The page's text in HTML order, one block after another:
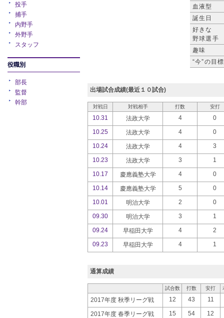
投手
捕手
内野手
外野手
スタッフ
役職別
部長
監督
幹部
血液型
誕生日
好きな
野球選手
趣味
“今”の目標
出場試合成績(最近１０試合)
対戦日 対戦相手 打数 安打
10.31 法政大学 4
0
10.25
法政大学 4
0
10.24
法政大学 4
3
10.23
法政大学 3
1
10.17
慶應義塾大学 4
0
10.14
慶應義塾大学 5
0
10.01
明治大学 2
0
09.30
明治大学 3
1
09.24
早稲田大学 4
2
09.23
早稲田大学 4 1
通算成績
試合数 打数 安打
2017年度 秋季リーグ戦 12 43 11
2017年度 春季リーグ戦 15 54 12